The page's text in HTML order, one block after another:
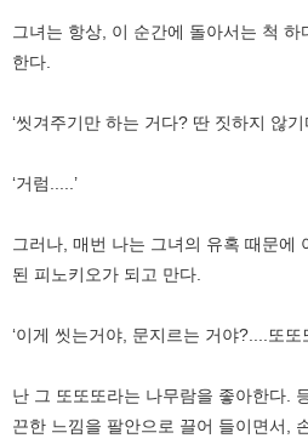
그녀는 항상, 이 순간에 돌아서는 척
한다.
‘씻겨주기만 하는 거다? 딴 짓하지 않기
‘거럼.....’
그러나, 매번 나는 그녀의 유혹 때문에
된 피노키오가 되고 만다.
‘이게 씻는거야, 문지르는 거야?....또또
난 그 또또또라는 나무람을 좋아한다.
끈한 느낌을 팔안으로 끌어 들이면서,